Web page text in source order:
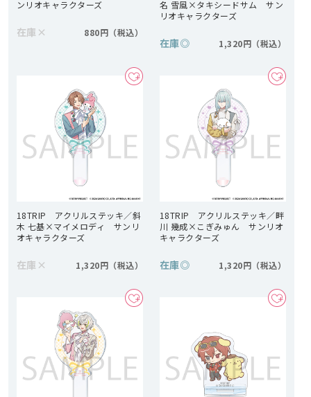
ンリオキャラクターズ
在庫 × 880円
名 雪風×タキシードサム サン
リオキャラクターズ
在庫◎ 1,320円
18TRIP アクリルステッキ／斜
木 七基×マイメロディ サンリ
オキャラクターズ
在庫 × 1,320円
18TRIP アクリルステッキ／畔
川 幾成×こぎみゅん サンリオ
キャラクターズ
在庫◎ 1,320円